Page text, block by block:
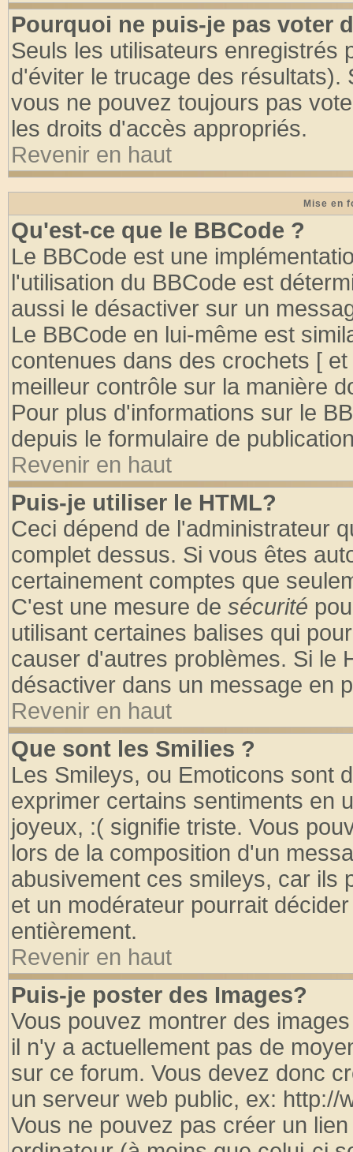
Pourquoi ne puis-je pas voter
Seuls les utilisateurs enregistrés
d'éviter le trucage des
vous ne pouvez toujours pas
les droits d'accès appropriés.
Revenir en haut
Mise en
Qu'est-ce que le BBCode ?
Le BBCode est une
l'utilisation du BBCode est
aussi le désactiver sur un
Le BBCode en lui-même est
contenues dans des crochets [
meilleur contrôle sur la manière
Pour plus d'informations sur le
depuis le formulaire de
Revenir en haut
Puis-je utiliser le HTML?
Ceci dépend de l'administrateur
complet dessus. Si vous êtes
certainement comptes que
C'est une mesure de sécurité
utilisant certaines balises qui
causer d'autres problèmes. Si le
désactiver dans un message en
Revenir en haut
Que sont les Smilies ?
Les Smileys, ou Emoticons sont
exprimer certains sentiments en
joyeux, :( signifie triste. Vous
lors de la composition d'un
abusivement ces smileys, car ils
et un modérateur pourrait
entièrement.
Revenir en haut
Puis-je poster des Images?
Vous pouvez montrer des
il n'y a actuellement pas de
sur ce forum. Vous devez donc
un serveur web public, ex: http://
Vous ne pouvez pas créer un